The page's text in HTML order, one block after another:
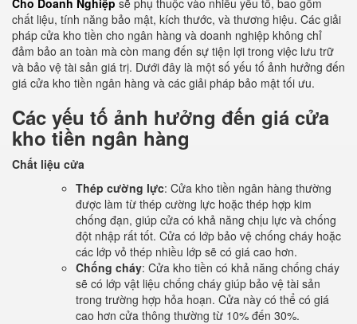
Cho Doanh Nghiệp sẽ phụ thuộc vào nhiều yếu tố, bao gồm
chất liệu, tính năng bảo mật, kích thước, và thương hiệu. Các giải
pháp cửa kho tiền cho ngân hàng và doanh nghiệp không chỉ
đảm bảo an toàn mà còn mang đến sự tiện lợi trong việc lưu trữ
và bảo vệ tài sản giá trị. Dưới đây là một số yếu tố ảnh hưởng đến
giá cửa kho tiền ngân hàng và các giải pháp bảo mật tối ưu.
Các yếu tố ảnh hưởng đến giá cửa
kho tiền ngân hàng
Chất liệu cửa
Thép cường lực: Cửa kho tiền ngân hàng thường
được làm từ thép cường lực hoặc thép hợp kim
chống đạn, giúp cửa có khả năng chịu lực và chống
đột nhập rất tốt. Cửa có lớp bảo vệ chống cháy hoặc
các lớp vỏ thép nhiều lớp sẽ có giá cao hơn.
Chống cháy: Cửa kho tiền có khả năng chống cháy
sẽ có lớp vật liệu chống cháy giúp bảo vệ tài sản
trong trường hợp hỏa hoạn. Cửa này có thể có giá
cao hơn cửa thông thường từ 10% đến 30%.